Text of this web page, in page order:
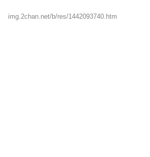
img.2chan.net/b/res/1442093740.htm